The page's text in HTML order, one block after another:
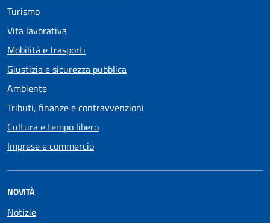
Turismo
Vita lavorativa
Mobilità e trasporti
Giustizia e sicurezza pubblica
Ambiente
Tributi, finanze e contravvenzioni
Cultura e tempo libero
Imprese e commercio
NOVITÀ
Notizie